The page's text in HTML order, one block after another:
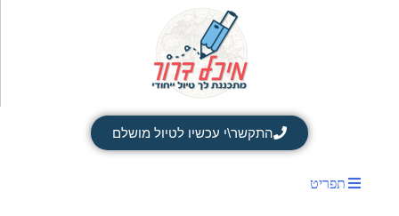
התקשר\י עכשיו לטיול מושלם
תפריט